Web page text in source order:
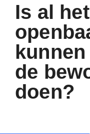
Is al
de
doen?